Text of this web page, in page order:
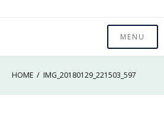
MENU
HOME IMG_20180129_221503_597